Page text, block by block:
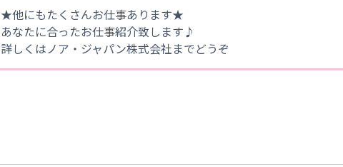
★他にもたくさんお仕事あります★
あなたに合ったお仕事紹介致します♪
詳しくはノア・ジャパン株式会社までどうぞ